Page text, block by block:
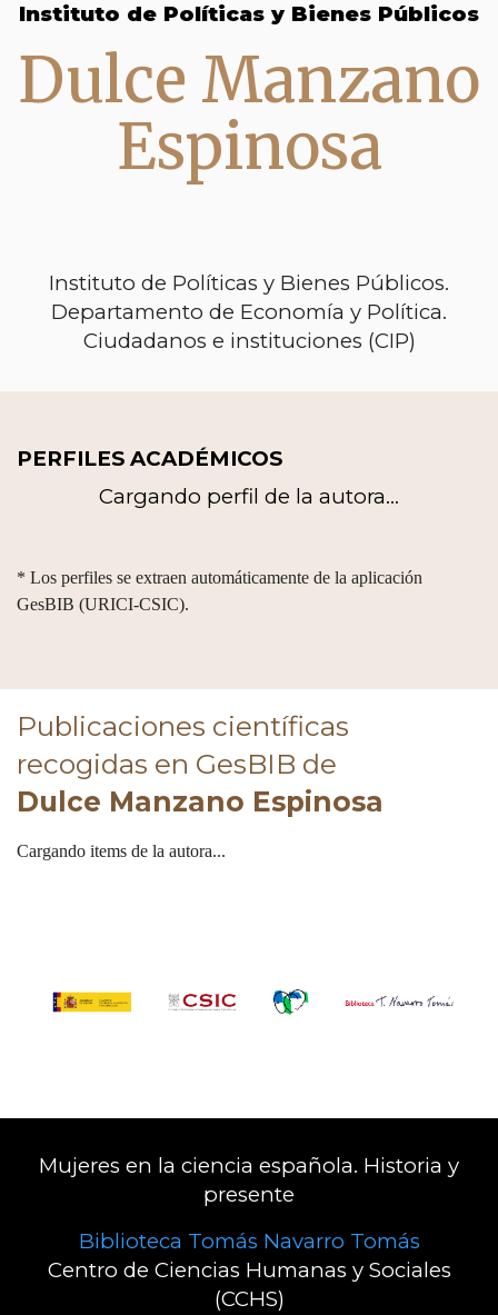
Instituto de Políticas y Bienes Públicos
Dulce Manzano
Espinosa
Instituto de Políticas y Bienes Públicos.
Departamento de Economía y Política.
Ciudadanos e instituciones (CIP)
PERFILES ACADÉMICOS
Cargando perfil de la autora...
* Los perfiles se extraen automáticamente de la aplicación
GesBIB (URICI-CSIC).
Publicaciones científicas
recogidas en GesBIB de
Dulce Manzano Espinosa
Cargando items de la autora...
Mujeres en la ciencia española. Historia y
presente
Biblioteca Tomás Navarro Tomás
Centro de Ciencias Humanas y Sociales
(CCHS)